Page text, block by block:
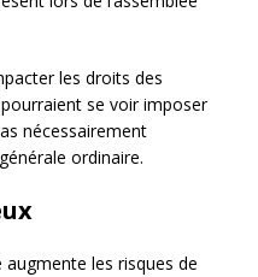
les droits des
se voir imposer
nécessairement
ordinaire.
augmente les risques de